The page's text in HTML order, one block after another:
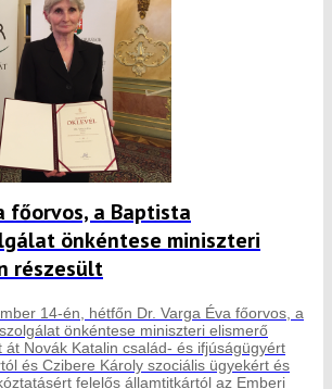
főorvos, a Baptista
önkéntese miniszteri
részesült
14-én, hétfőn Dr. Varga Éva főorvos, a
önkéntese miniszteri elismerő
át Novák Katalin család- és ifjúságügyért
és Czibere Károly szociális ügyekért és
felelős államtitkártól az Emberi